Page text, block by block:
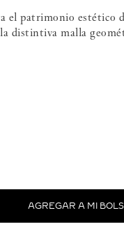
el patrimonio estético
distintiva malla